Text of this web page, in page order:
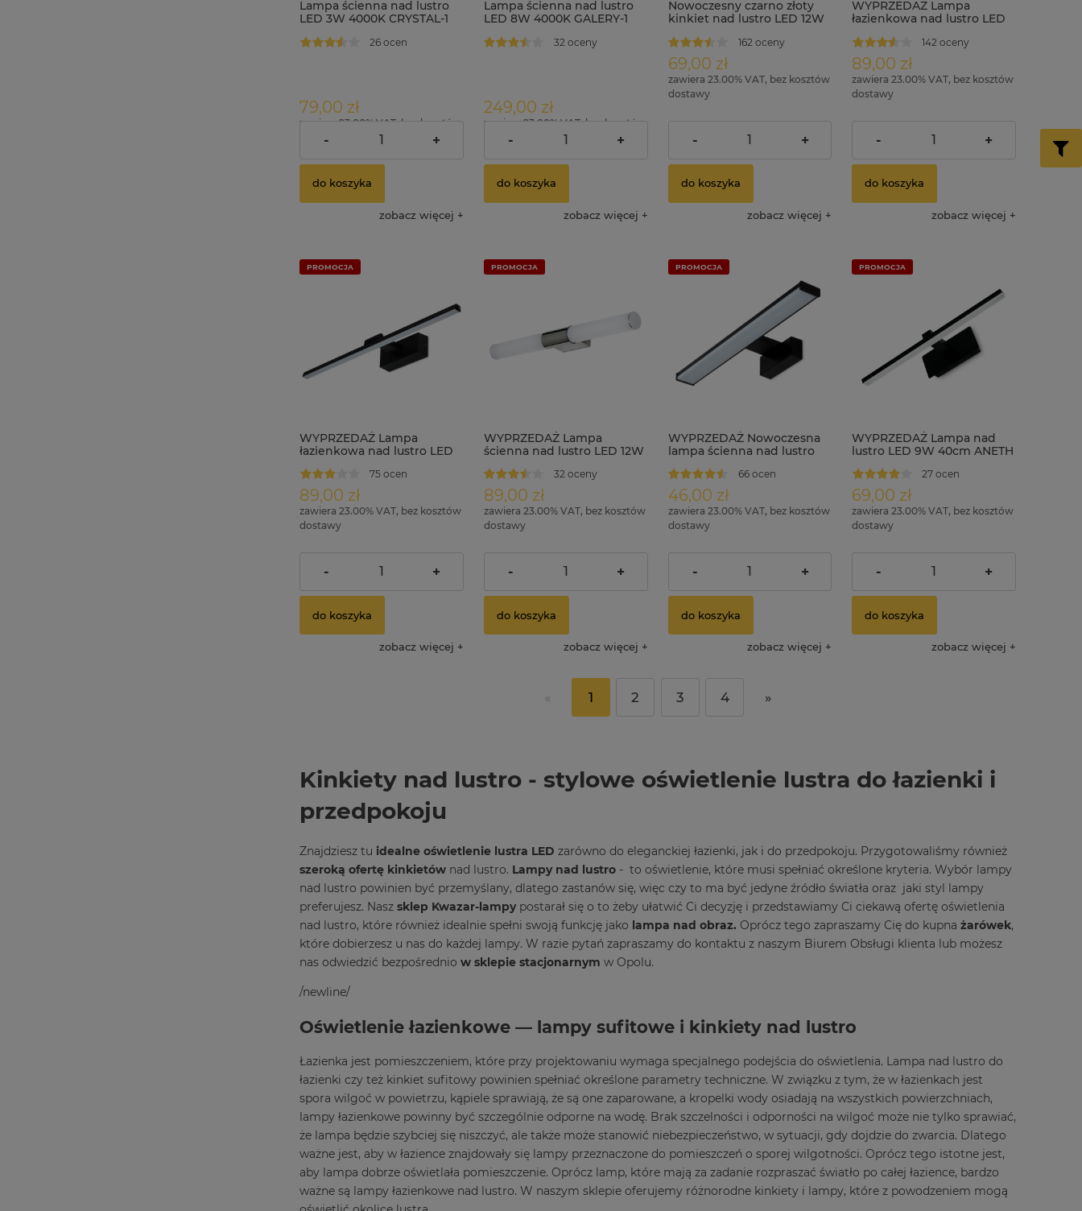
Lampa ścienna nad lustro
LED 3W 4000K CRYSTAL-1
26 ocen
79,00 zł
zawiera 23.00% VAT, bez kosztów
- +
do koszyka
zobacz więcej
Lampa ścienna nad lustro
LED 8W 4000K GALERY-1
32 oceny
249,00 zł
zawiera 23.00% VAT, bez kosztów
- +
do koszyka
zobacz więcej
Nowoczesny czarno złoty
kinkiet nad lustro LED 12W
162 oceny
69,00 zł
zawiera 23.00% VAT, bez kosztów
dostawy
Cena regularna:
Najniższa cena: 129,00 zł
- +
do koszyka
zobacz więcej
WYPRZEDAŻ Lampa
łazienkowa nad lustro LED
IP44 MONI
142 oceny
89,00 zł
zawiera 23.00% VAT, bez kosztów
dostawy
Cena regularna:
Najniższa cena: 149,00 zł
- +
do koszyka
zobacz więcej
WYPRZEDAŻ Lampa
łazienkowa nad lustro LED
IP44 MONI czarna
75 ocen
89,00 zł
zawiera 23.00% VAT, bez kosztów
dostawy
Cena regularna:
Najniższa cena: 169,00 zł
- +
do koszyka
zobacz więcej
PROMOCJA
WYPRZEDAŻ Lampa
ścienna nad lustro LED 12W
32 oceny
89,00 zł
zawiera 23.00% VAT, bez kosztów
dostawy
Cena regularna:
Najniższa cena: 149,00 zł
- +
do koszyka
zobacz więcej
PROMOCJA
WYPRZEDAŻ Nowoczesna
lampa ścienna nad lustro
B czarny
66 ocen
46,00 zł
zawiera 23.00% VAT, bez kosztów
dostawy
Cena regularna:
Najniższa cena: 65,00 zł
- +
do koszyka
zobacz więcej
PROMOCJA
WYPRZEDAŻ Lampa nad
lustro LED 9W 40cm ANETH
27 ocen
69,00 zł
zawiera 23.00% VAT, bez kosztów
dostawy
Cena regularna:
Najniższa cena: 89,00 zł
- +
do koszyka
zobacz więcej
PROMOCJA
« 1 2 3 4 »
Kinkiety nad lustro - stylowe oświetlenie lustra do łazienki i
przedpokoju
Znajdziesz tu idealne oświetlenie lustra LED zarówno do eleganckiej łazienki, jak i do przedpokoju. Przygotowaliśmy również
szeroką ofertę kinkietów nad lustro. Lampy nad lustro - to oświetlenie, które musi spełniać określone kryteria. Wybór lampy
nad lustro powinien być przemyślany, dlatego zastanów się, więc czy to ma być jedyne źródło światła oraz jaki styl lampy
preferujesz. Nasz sklep Kwazar-lampypostarał się o to żeby ułatwić Ci decyzję i przedstawiamy Ci ciekawą ofertę oświetlenia
nad lustro, które również idealnie spełni swoją funkcję jako lampa nad obraz. Oprócz tego zapraszamy Cię do kupna żarówek,
które dobierzesz u nas do każdej lampy. W razie pytań zapraszamy do kontaktu z naszym Biurem Obsługi klienta lub możesz
nas odwiedzić bezpośrednio w sklepie stacjonarnym w Opolu.
/newline/
Oświetlenie łazienkowe — lampy sufitowe i kinkiety nad lustro
Łazienka jest pomieszczeniem, które przy projektowaniu wymaga specjalnego podejścia do oświetlenia. Lampa nad lustro do
łazienki czy też kinkiet sufitowy powinien spełniać określone parametry techniczne. W związku z tym, że w łazienkach jest
spora wilgoć w powietrzu, kąpiele sprawiają, że są one zaparowane, a kropelki wody osiadają na wszystkich powierzchniach,
lampy łazienkowe powinny być szczególnie odporne na wodę. Brak szczelności i odporności na wilgoć może nie tylko sprawiać,
że lampa będzie szybciej się niszczyć, ale także może stanowić niebezpieczeństwo, w sytuacji, gdy dojdzie do zwarcia. Dlatego
ważne jest, aby w łazience znajdowały się lampy przeznaczone do pomieszczeń o sporej wilgotności. Oprócz tego istotne jest,
aby lampa dobrze oświetlała pomieszczenie. Oprócz lamp, które mają za zadanie rozpraszać światło po całej łazience, bardzo
ważne są lampy łazienkowe nad lustro. W naszym sklepie oferujemy różnorodne kinkiety i lampy, które z powodzeniem mogą